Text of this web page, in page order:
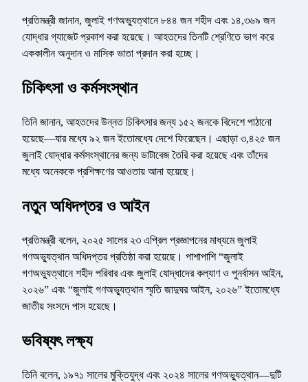
প্রতিমন্ত্রী জানান, জুলাই গণঅভ্যুত্থানে ৮৪৪ জন শহীদ এবং ১৪,৩৬৯ জন
যোদ্ধার গ্যাজেট প্রকাশ করা হয়েছে। আহতদের তিনটি শ্রেণিতে ভাগ করে
এককালীন অনুদান ও মাসিক ভাতা প্রদান করা হচ্ছে।
চিকিৎসা ও কর্মসংস্থান
তিনি জানান, আহতদের উন্নত চিকিৎসার জন্য ১৫২ জনকে বিদেশে পাঠানো
হয়েছে—যার মধ্যে ৯২ জন ইতোমধ্যে দেশে ফিরেছেন। এছাড়া ৩,৪২৫ জন
জুলাই যোদ্ধার কর্মসংস্থানের জন্য ডাটাবেজ তৈরি করা হয়েছে এবং তাঁদের
মধ্যে অনেককে প্রশিক্ষণের আওতায় আনা হয়েছে।
নতুন অধিদপ্তর ও আইন
প্রতিমন্ত্রী বলেন, ২০২৫ সালের ২৩ এপ্রিল প্রজ্ঞাপনের মাধ্যমে জুলাই
গণঅভ্যুত্থান অধিদপ্তর প্রতিষ্ঠা করা হয়েছে। পাশাপাশি “জুলাই
গণঅভ্যুত্থানে শহীদ পরিবার এবং জুলাই যোদ্ধাদের কল্যাণ ও পুনর্বাসন আইন,
২০২৬” এবং “জুলাই গণঅভ্যুত্থান স্মৃতি জাদুঘর আইন, ২০২৬” ইতোমধ্যে
জাতীয় সংসদে পাস হয়েছে।
ভবিষ্যৎ লক্ষ্য
তিনি বলেন, ১৯৭১ সালের মুক্তিযুদ্ধ এবং ২০২৪ সালের গণঅভ্যুত্থান—দুটি